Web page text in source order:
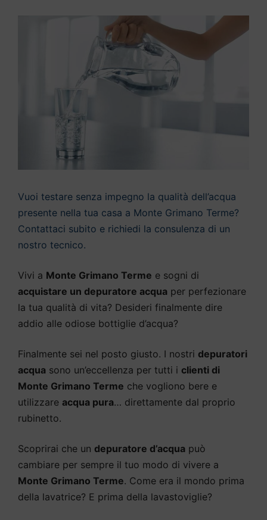
Vuoi testare senza impegno la qualità dell’acqua
presente nella tua casa a Monte Grimano Terme?
Contattaci subito e richiedi la consulenza di un
nostro tecnico.
Vivi a Monte Grimano Terme e sogni di
acquistare un depuratore acqua per perfezionare
la tua qualità di vita? Desideri finalmente dire
addio alle odiose bottiglie d’acqua?
Finalmente sei nel posto giusto. I nostri depuratori
acqua sono un’eccellenza per tutti i clienti di
Monte Grimano Terme che vogliono bere e
utilizzare acqua pura… direttamente dal proprio
rubinetto.
Scoprirai che un depuratore d’acqua può
cambiare per sempre il tuo modo di vivere a
Monte Grimano Terme. Come era il mondo prima
della lavatrice? E prima della lavastoviglie?